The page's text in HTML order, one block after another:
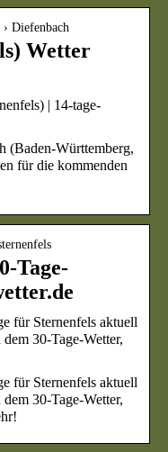
Diefenbach
Wetter
| 14-tage-
(Baden-Württemberg,
für die kommenden
Tage-
für Sternenfels aktuell
30-Tage-Wetter,
für Sternenfels aktuell
30-Tage-Wetter,